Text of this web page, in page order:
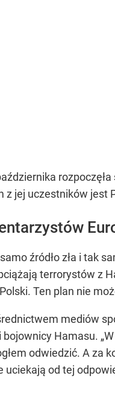
jej uczestników jest
źródło zła i tak
terrorystów z
Ten plan nie
mediów
Hamasu.
odwiedzić. A za
uciekają od tej